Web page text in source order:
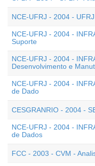
NCE-UFRJ - 2004 -
NCE-UFRJ - 2004 -
Suporte
NCE-UFRJ - 2004 -
Desenvolvimento e
NCE-UFRJ - 2004 -
de Dado
CESGRANRIO - 2004 -
NCE-UFRJ - 2004 -
de Dados
FCC - 2003 - CVM -